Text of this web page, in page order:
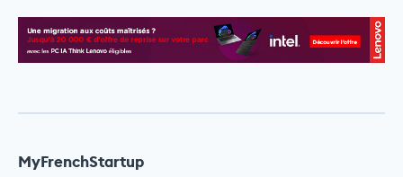
MyFrenchStartup